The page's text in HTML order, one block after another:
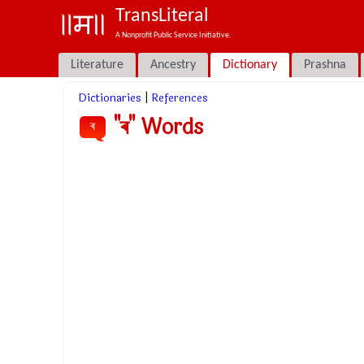
TransLiteral
A Nonprofit Public Service Initiative.
Literature Ancestry Dictionary Prashna
Dictionaries References
ৰ "ৰ" Words